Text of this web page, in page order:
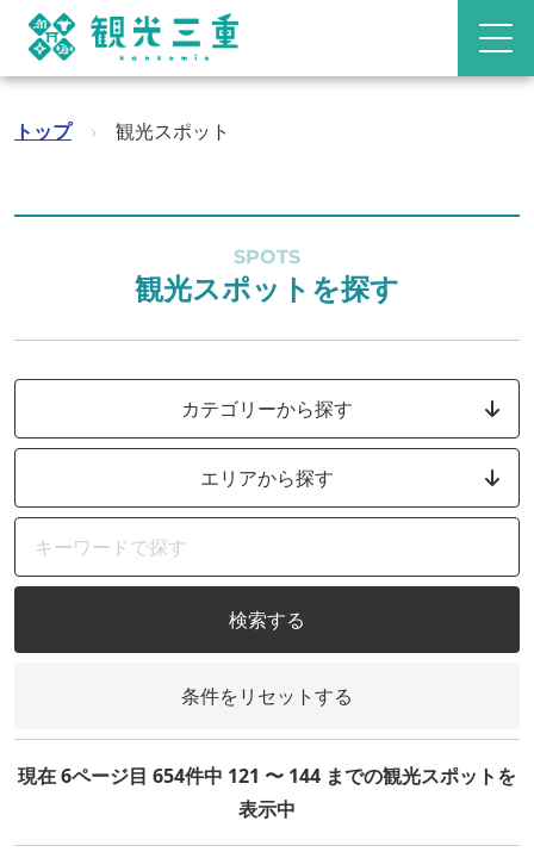
トップ › 観光スポット
SPOTS
観光スポットを探す
カテゴリーから探す
エリアから探す
検索する
条件をリセットする
現在 6ページ目 654件中 121 〜 144 までの観光スポットを
表示中